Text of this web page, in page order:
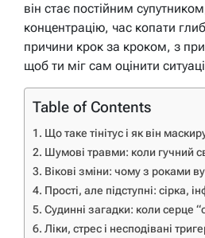
він стає постійним
концентрацію, час копати
причини крок за кроком, з
щоб ти міг сам оцінити
Table of Contents
Що таке тінітус і як він
Шумові травми: коли гучний
Вікові зміни: чому з роками
Прості, але підступні: сірка,
Судинні загадки: коли серце
Ліки, стрес і несподівані